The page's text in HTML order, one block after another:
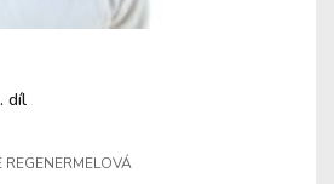
díl
REGENERMELOVÁ